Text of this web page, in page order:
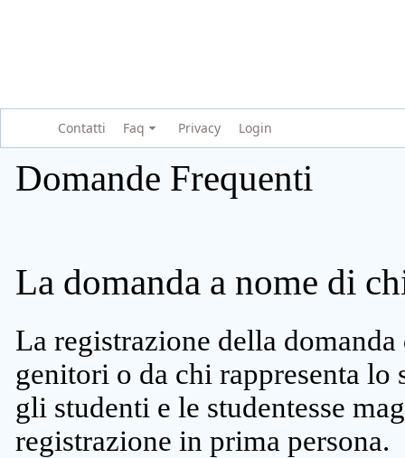
Contatti Faq Privacy Login
Domande Frequenti
La domanda a nome di
La registrazione della
genitori o da chi rappresenta lo
gli studenti e le studentesse
registrazione in prima persona.